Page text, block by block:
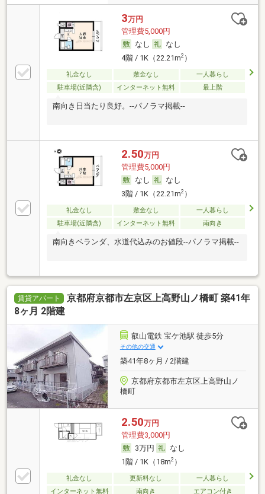
3万円
管理費5,000円
なし
なし
4階 / 1K（22.21m2）
礼金なし 敷金なし
一人暮らし
駐車場(近隣含)
インターネット無料 最上階
南向き日当たり良好。--パノラマ掲載--
2.50万円
管理費5,000円
なし
なし
3階 / 1K（22.21m2）
礼金なし 敷金なし
一人暮らし
駐車場(近隣含)
インターネット無料 南向き
南向きベランダ、水道代込みのお値段--パノラマ掲載--
賃貸アパート
京都府京都市左京区上高野山ノ橋町 築41年
8ヶ月 2階建
叡山電鉄 宝ケ池駅 徒歩5分
その他の交通
築41年8ヶ月 / 2階建
京都府京都市左京区上高野山ノ
橋町
2.50万円
管理費3,000円
3万円
なし
1階 / 1K（18m2）
礼金なし 更新料なし
一人暮らし
インターネット無料
南向き エアコン付き